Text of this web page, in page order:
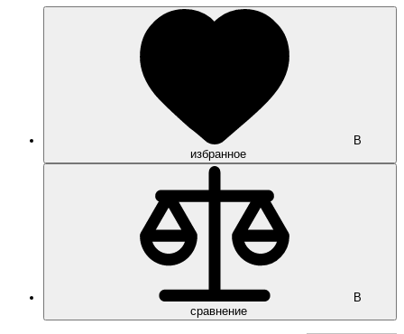
В
избранное
В
сравнение